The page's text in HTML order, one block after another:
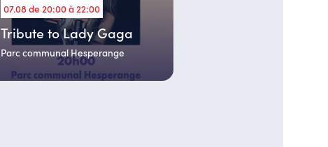
07.08 de 20:00 à 22:00
Tribute to Lady Gaga
Parc communal Hesperange